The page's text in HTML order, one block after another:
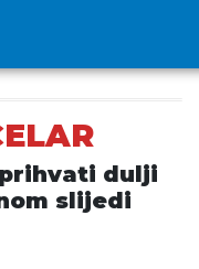
dulji
slijedi